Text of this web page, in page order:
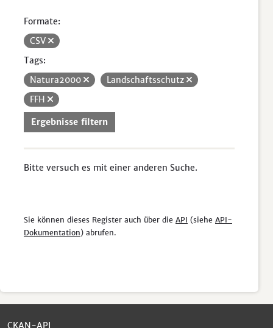
Formate:
CSV
Tags:
Natura2000
Landschaftsschutz
FFH
Ergebnisse filtern
Bitte versuch es mit einer anderen Suche.
Sie können dieses Register auch über die API (siehe API-
Dokumentation) abrufen.
CKAN-API